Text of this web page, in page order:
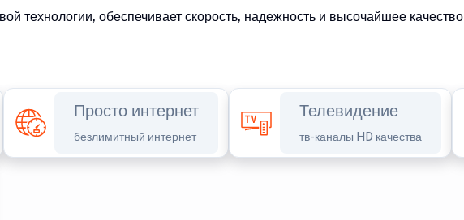
технологии, обеспечивает скорость, надежность и высочайшее качество
Просто интернет
безлимитный интернет
Телевидение
тв-каналы HD качества